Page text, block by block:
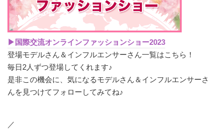
▶︎国際交流オンラインファッションショー2023
登場モデルさん＆インフルエンサーさん一覧はこちら！
毎日2人ずつ登場してくれます♪
是非この機会に、気になるモデルさん＆インフルエンサーさ
んを見つけてフォローしてみてね♪
／